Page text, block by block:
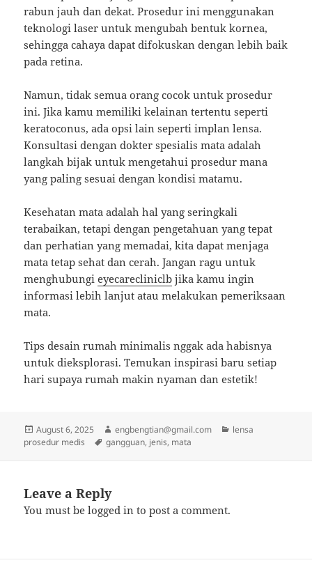
rabun jauh dan dekat. Prosedur ini menggunakan
teknologi laser untuk mengubah bentuk kornea,
sehingga cahaya dapat difokuskan dengan lebih baik
pada retina.
Namun, tidak semua orang cocok untuk prosedur
ini. Jika kamu memiliki kelainan tertentu seperti
keratoconus, ada opsi lain seperti implan lensa.
Konsultasi dengan dokter spesialis mata adalah
langkah bijak untuk mengetahui prosedur mana
yang paling sesuai dengan kondisi matamu.
Kesehatan mata adalah hal yang seringkali
terabaikan, tetapi dengan pengetahuan yang tepat
dan perhatian yang memadai, kita dapat menjaga
mata tetap sehat dan cerah. Jangan ragu untuk
menghubungieyecarecliniclb jika kamu ingin
informasi lebih lanjut atau melakukan pemeriksaan
mata.
Tips desain rumah minimalis nggak ada habisnya
untuk dieksplorasi. Temukan inspirasi baru setiap
hari supaya rumah makin nyaman dan estetik!
Posted
on
August 6, 2025 Author
engbengtian@gmail.com Categories
lensa
prosedur medis
Tags
gangguan, jenis, mata
Leave a Reply
You must belogged in to post a comment.